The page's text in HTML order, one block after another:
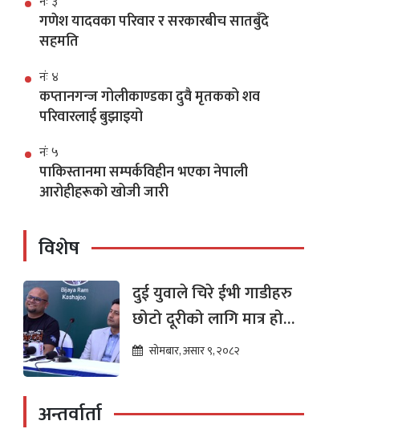
गणेश यादवका परिवार र सरकारबीच सातबुँदे
सहमति
नंः ४
कप्तानगन्ज गोलीकाण्डका दुवै मृतकको शव
परिवारलाई बुझाइयो
नंः ५
पाकिस्तानमा सम्पर्कविहीन भएका नेपाली
आरोहीहरूको खोजी जारी
विशेष
दुई युवाले चिरे ईभी गाडीहरु
छोटो दूरीको लागि मात्र हो
भन्ने मान्यता
सोमबार, असार ९, २०८२
अन्तर्वार्ता